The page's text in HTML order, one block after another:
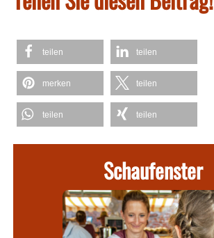
teilen teilen
merken teilen
teilen teilen
Schaufenster